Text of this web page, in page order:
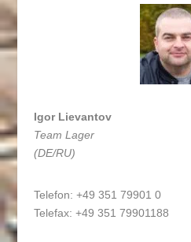
Igor Lievantov
Team Lager
(DE/RU)
Telefon: +49 351 79901 0
Telefax: +49 351 79901188